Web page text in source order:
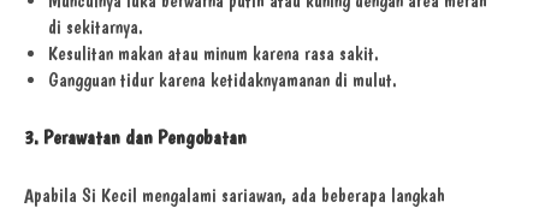
di sekitarnya.
Kesulitan makan atau minum karena rasa sakit.
Gangguan tidur karena ketidaknyamanan di mulut.
3. Perawatan dan Pengobatan
Apabila Si Kecil mengalami sariawan, ada beberapa langkah